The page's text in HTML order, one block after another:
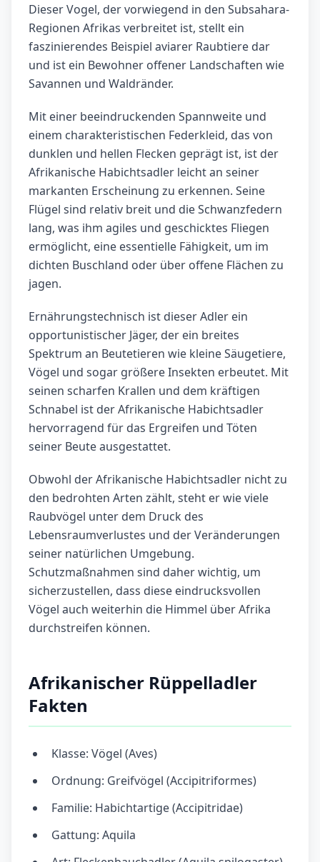
Dieser Vogel, der vorwiegend in den Subsahara-
Regionen Afrikas verbreitet ist, stellt ein
faszinierendes Beispiel aviarer Raubtiere dar
und ist ein Bewohner offener Landschaften wie
Savannen und Waldränder.
Mit einer beeindruckenden Spannweite und
einem charakteristischen Federkleid, das von
dunklen und hellen Flecken geprägt ist, ist der
Afrikanische Habichtsadler leicht an seiner
markanten Erscheinung zu erkennen. Seine
Flügel sind relativ breit und die Schwanzfedern
lang, was ihm agiles und geschicktes Fliegen
ermöglicht, eine essentielle Fähigkeit, um im
dichten Buschland oder über offene Flächen zu
jagen.
Ernährungstechnisch ist dieser Adler ein
opportunistischer Jäger, der ein breites
Spektrum an Beutetieren wie kleine Säugetiere,
Vögel und sogar größere Insekten erbeutet. Mit
seinen scharfen Krallen und dem kräftigen
Schnabel ist der Afrikanische Habichtsadler
hervorragend für das Ergreifen und Töten
seiner Beute ausgestattet.
Obwohl der Afrikanische Habichtsadler nicht zu
den bedrohten Arten zählt, steht er wie viele
Raubvögel unter dem Druck des
Lebensraumverlustes und der Veränderungen
seiner natürlichen Umgebung.
Schutzmaßnahmen sind daher wichtig, um
sicherzustellen, dass diese eindrucksvollen
Vögel auch weiterhin die Himmel über Afrika
durchstreifen können.
Afrikanischer Rüppelladler
Fakten
Klasse: Vögel (Aves)
Ordnung: Greifvögel (Accipitriformes)
Familie: Habichtartige (Accipitridae)
Gattung: Aquila